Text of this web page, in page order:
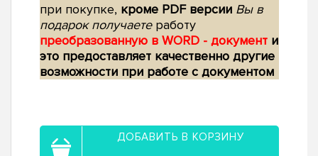
при покупке, кроме PDF версии Вы в
подарок получаетеработу
преобразованную в WORD - документ и
это предоставляет качественно другие
возможности при работе с документом
ДОБАВИТЬ В КОРЗИНУ